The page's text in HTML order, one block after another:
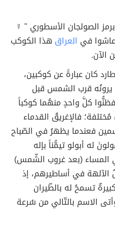
الصولجان الأسطوري " ☿
في العراق هذا الكوكب
كان عبارةً عن كوكبين،
يرونُه قرب الشمس قبل
كلَّ واحدٍ منهُما كوكباً
فالإغريقُ القدماء
فعندما يظهرُ في الصّباح
له أبولو تيمُّناً بإله
المساء (بعد غروب الشّمس)
في أساطيرهم، إذ
تسمحُ له بالطّيران
الاسم بالتّالي من سُرعة